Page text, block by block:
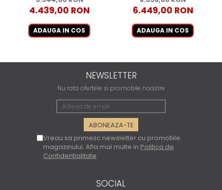
4.439,00 RON
ADAUGA IN COS
6.449,00 RON
ADAUGA IN COS
NEWSLETTER
Nu rata ofertele si promotiile noastre
Vreau sa primesc newsletter cu promotiile
magazinului. Afla mai multe in Politica de
Confidentialitate
SOCIAL